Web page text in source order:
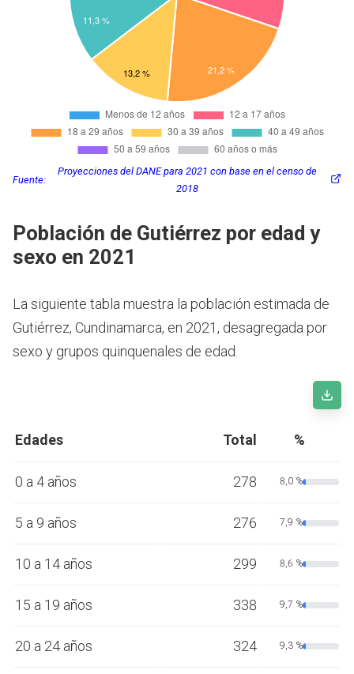
Fuente:
Proyecciones del DANE para 2021 con base en el censo de
2018
Población de Gutiérrez por edad y
sexo en 2021
La siguiente tabla muestra la población estimada de
Gutiérrez, Cundinamarca, en 2021, desagregada por
sexo y grupos quinquenales de edad.
Edades Total %
0 a 4 años 278 8,0 %
5 a 9 años 276 7,9 %
10 a 14 años 299 8,6 %
15 a 19 años 338 9,7 %
20 a 24 años 324 9,3 %